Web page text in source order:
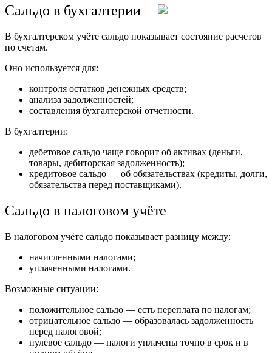
Сальдо в бухгалтерии
В бухгалтерском учёте сальдо показывает состояние расчетов
по счетам.
Оно используется для:
контроля остатков денежных средств;
анализа задолженностей;
составления бухгалтерской отчетности.
В бухгалтерии:
дебетовое сальдо чаще говорит об активах (деньги,
товары, дебиторская задолженность);
кредитовое сальдо — об обязательствах (кредиты, долги,
обязательства перед поставщиками).
Сальдо в налоговом учёте
В налоговом учёте сальдо показывает разницу между:
начисленными налогами;
уплаченными налогами.
Возможные ситуации:
положительное сальдо — есть переплата по налогам;
отрицательное сальдо — образовалась задолженность
перед налоговой;
нулевое сальдо — налоги уплачены точно в срок и в